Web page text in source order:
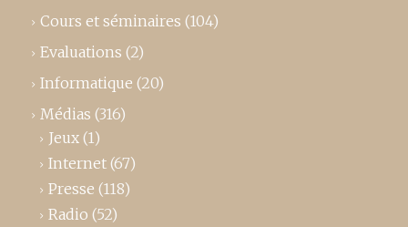
Cours et séminaires (104)
Evaluations (2)
Informatique (20)
Médias (316)
Jeux (1)
Internet (67)
Presse (118)
Radio (52)